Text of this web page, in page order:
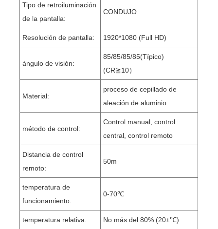
Tipo de retroiluminación
de la pantalla:
CONDUJO
Resolución de pantalla: 1920*1080 (Full HD)
ángulo de visión:
85/85/85/85(Típico)
(CR≧10）
Material:
proceso de cepillado de
aleación de aluminio
método de control:
Control manual, control
central, control remoto
Distancia de control
remoto:
50m
temperatura de
funcionamiento:
0-70℃
temperatura relativa: No más del 80% (20±℃)